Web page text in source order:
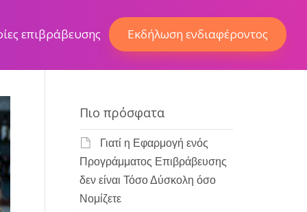
επιβράβευσης Εκδήλωση ενδιαφέροντος
Πιο πρόσφατα
Γιατί η Εφαρμογή ενός
Προγράμματος Επιβράβευσης
δεν είναι Τόσο Δύσκολη όσο
Νομίζετε